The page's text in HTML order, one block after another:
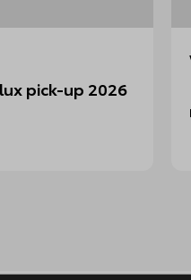
pick-up 2026